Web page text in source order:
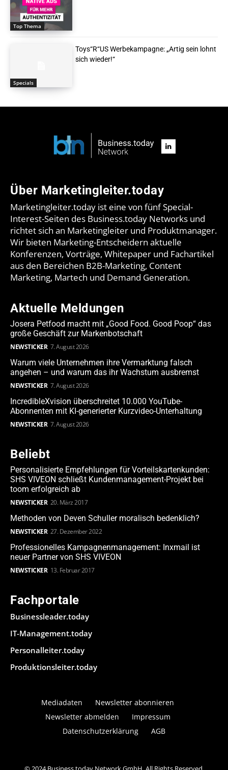
Top Thema
Specials
Toys“R“US Werbekampagne: „Artig sein lohnt
sich wieder!“
Über Marketingleiter.today
Marketingleiter.today ist eine von fünf Special-
Interest-Seiten des Business.today Networks und
richtet sich an Marketingleiter und Produktmanager.
Wir bieten Marketing-Entscheidern aktuelle
Konferenzen, Vorträge, Whitepaper und Fachartikel
aus den Bereichen B2B-Marketing, Content
Marketing, Martech und Demand Generation.
Aktuelle Meldungen
Josera Petfood macht mit „Good Food. Good Poop“ das
große Geschäft zur Markenbotschaft
NEWSTICKER 7. August 2026
Warum viele Unternehmen ihre Vermarktung falsch
angehen – und warum das ihr Wachstum ausbremst
NEWSTICKER 7. August 2026
IncredibleXvision überschreitet 10.000 YouTube-
Abonnenten mit KI-generierter Kurzvideo-Unterhaltung
NEWSTICKER 7. August 2026
Beliebt
Personalisierte Empfehlungen für Vorteilskartenkunden:
SHS VIVEON schließt Kundenmanagement-Projekt bei
toom erfolgreich ab
NEWSTICKER 20. März 2017
Methoden von Deven Schuller moralisch bedenklich?
NEWSTICKER 27. Dezember 2022
Professionelles Kampagnenmanagement: Inxmail ist
neuer Partner von SHS VIVEON
NEWSTICKER 13. Februar 2017
Fachportale
Businessleader.today
IT-Management.today
Personalleiter.today
Produktionsleiter.today
Mediadaten
Newsletter abonnieren
Newsletter abmelden
Impressum
Datenschutzerklärung
AGB